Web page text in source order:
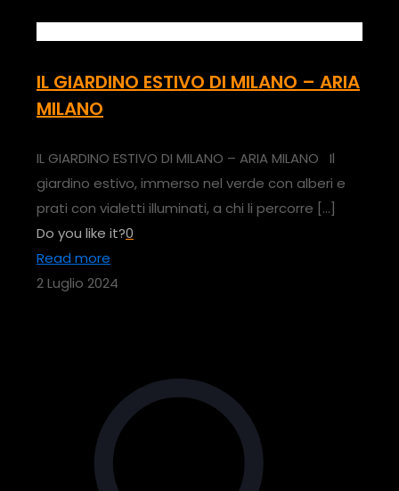
IL GIARDINO ESTIVO DI MILANO – ARIA
MILANO
IL GIARDINO ESTIVO DI MILANO – ARIA MILANO Il
giardino estivo, immerso nel verde con alberi e
prati con vialetti illuminati, a chi li percorre […]
Do you like it?0
Read more
2 Luglio 2024